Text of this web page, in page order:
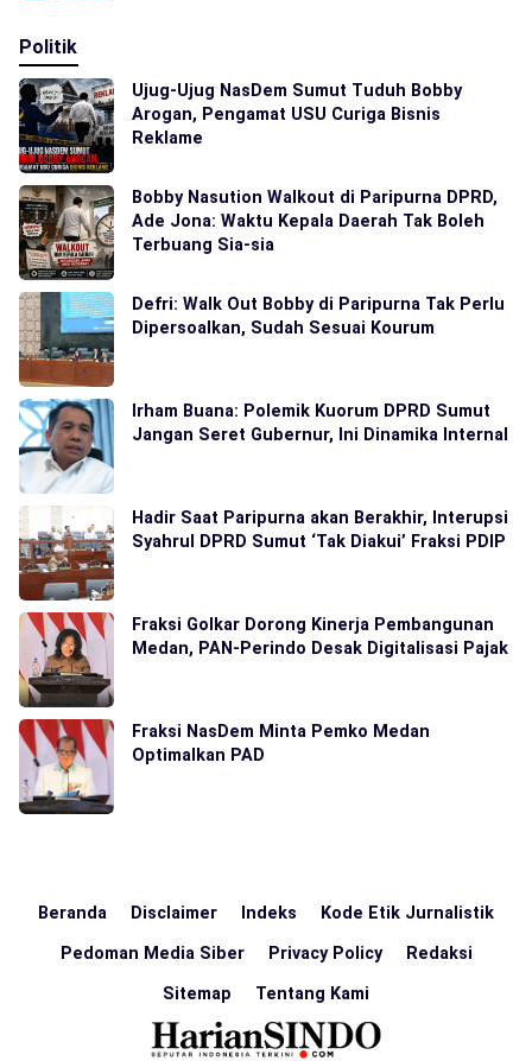
Politik
Ujug-Ujug NasDem Sumut Tuduh Bobby
Arogan, Pengamat USU Curiga Bisnis
Reklame
Bobby Nasution Walkout di Paripurna DPRD,
Ade Jona: Waktu Kepala Daerah Tak Boleh
Terbuang Sia-sia
Defri: Walk Out Bobby di Paripurna Tak Perlu
Dipersoalkan, Sudah Sesuai Kourum
Irham Buana: Polemik Kuorum DPRD Sumut
Jangan Seret Gubernur, Ini Dinamika Internal
Hadir Saat Paripurna akan Berakhir, Interupsi
Syahrul DPRD Sumut ‘Tak Diakui’ Fraksi PDIP
Fraksi Golkar Dorong Kinerja Pembangunan
Medan, PAN-Perindo Desak Digitalisasi Pajak
Fraksi NasDem Minta Pemko Medan
Optimalkan PAD
Beranda Disclaimer Indeks Kode Etik Jurnalistik
Pedoman Media Siber Privacy Policy Redaksi
Sitemap Tentang Kami